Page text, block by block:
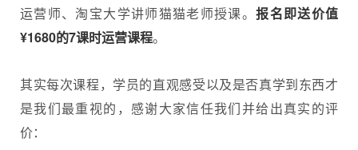
运营师、淘宝大学讲师猫猫老师授课。报名即送价值
¥1680的7课时运营课程。
其实每次课程，学员的直观感受以及是否真学到东西才
是我们最重视的，感谢大家信任我们并给出真实的评
价：